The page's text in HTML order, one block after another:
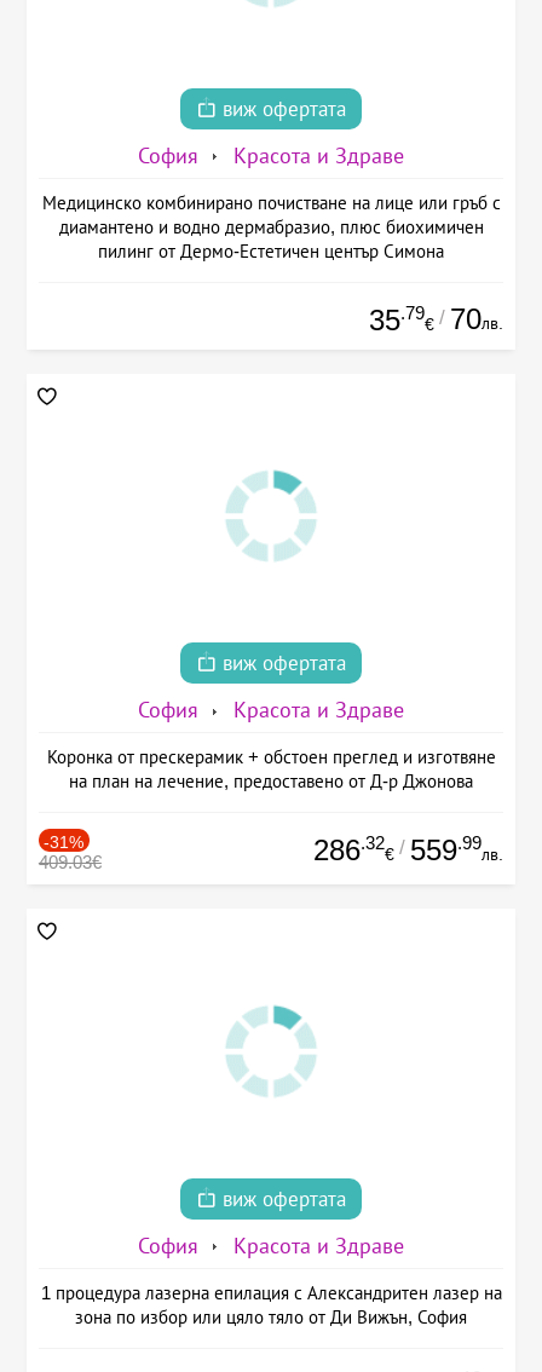
виж офертата
София Красота и Здраве
Медицинско комбинирано почистване на лице или гръб с
диамантено и водно дермабразио, плюс биохимичен
пилинг от Дермо-Естетичен център Симона
35.79
€ / 70лв.
виж офертата
София Красота и Здраве
Коронка от прескерамик + обстоен преглед и изготвяне
на план на лечение, предоставено от Д-р Джонова
-31%
409.03€ 286.32
€ / 559.99
лв.
виж офертата
София Красота и Здраве
1 процедура лазерна епилация с Александритен лазер на
зона по избор или цяло тяло от Ди Вижън, София